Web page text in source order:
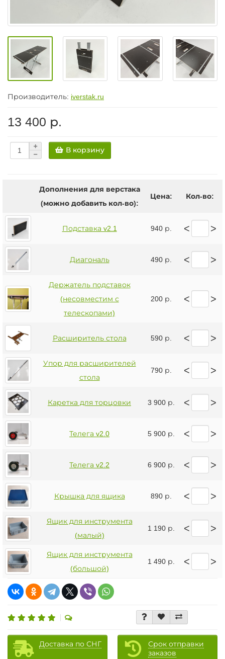
Производитель: iverstak.ru
13 400 р.
В корзину
Дополнения для верстака
(можно добавить кол-во):
Цена: Кол-во:
Подставка v2.1 940 р. < >
Диагональ 490 р. < >
Держатель подставок
(несовместим с
телескопами)
200 р. < >
Расширитель стола 590 р. < >
Упор для расширителей
стола
790 р. < >
Каретка для торцовки 3 900 р. < >
Телега v2.0 5 900 р. < >
Телега v2.2 6 900 р. < >
Крышка для ящика 890 р. < >
Ящик для инструмента
(малый)
1 190 р. < >
Ящик для инструмента
(большой)
1 490 р. < >
Доставка по СНГ
Срок отправки
заказов